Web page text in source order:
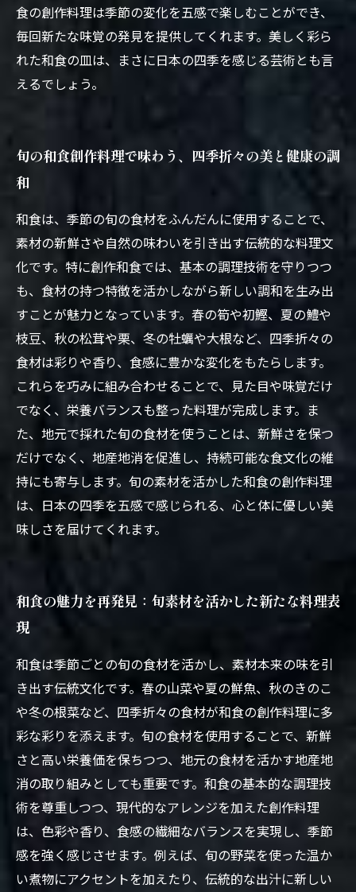
食の創作料理は季節の変化を五感で楽しむことができ、
毎回新たな味覚の発見を提供してくれます。美しく彩ら
れた和食の皿は、まさに日本の四季を感じる芸術とも言
えるでしょう。
旬の和食創作料理で味わう、四季折々の美と健康の調
和
和食は、季節の旬の食材をふんだんに使用することで、
素材の新鮮さや自然の味わいを引き出す伝統的な料理文
化です。特に創作和食では、基本の調理技術を守りつつ
も、食材の持つ特徴を活かしながら新しい調和を生み出
すことが魅力となっています。春の筍や初鰹、夏の鱧や
枝豆、秋の松茸や栗、冬の牡蠣や大根など、四季折々の
食材は彩りや香り、食感に豊かな変化をもたらします。
これらを巧みに組み合わせることで、見た目や味覚だけ
でなく、栄養バランスも整った料理が完成します。ま
た、地元で採れた旬の食材を使うことは、新鮮さを保つ
だけでなく、地産地消を促進し、持続可能な食文化の維
持にも寄与します。旬の素材を活かした和食の創作料理
は、日本の四季を五感で感じられる、心と体に優しい美
味しさを届けてくれます。
和食の魅力を再発見：旬素材を活かした新たな料理表
現
和食は季節ごとの旬の食材を活かし、素材本来の味を引
き出す伝統文化です。春の山菜や夏の鮮魚、秋のきのこ
や冬の根菜など、四季折々の食材が和食の創作料理に多
彩な彩りを添えます。旬の食材を使用することで、新鮮
さと高い栄養価を保ちつつ、地元の食材を活かす地産地
消の取り組みとしても重要です。和食の基本的な調理技
術を尊重しつつ、現代的なアレンジを加えた創作料理
は、色彩や香り、食感の繊細なバランスを実現し、季節
感を強く感じさせます。例えば、旬の野菜を使った温か
い煮物にアクセントを加えたり、伝統的な出汁に新しい